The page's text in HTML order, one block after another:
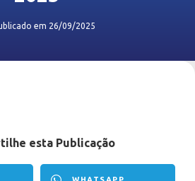
em 26/09/2025
esta Publicação